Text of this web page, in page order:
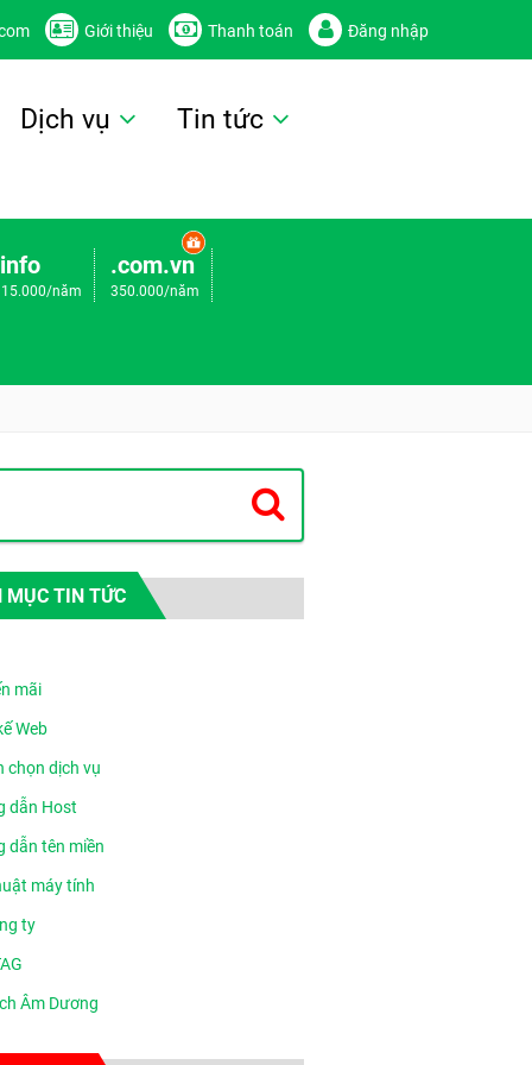
Giới thiệu Thanh toán Đăng nhập
Dịch vụ
Tin tức
năm
.com.vn
350.000/năm
MỤC TIN TỨC
mãi
Web
chọn dịch vụ
dẫn Host
dẫn tên miền
máy tính
ty
Âm Dương